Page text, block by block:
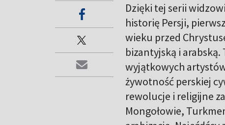
Dzięki tej serii
historię Persji,
wieku przed
bizantyjską i
wyjątkowych
żywotność perskiej
rewolucje i religijne
Mongołowie,